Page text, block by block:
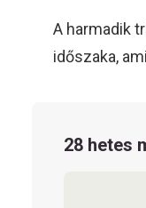
A harmadik
időszaka,
28 hetes